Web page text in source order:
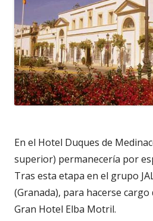
En el Hotel Duques de
superior) permanecería por
Tras esta etapa en el grupo
(Granada), para hacerse cargo
Gran Hotel Elba Motril.